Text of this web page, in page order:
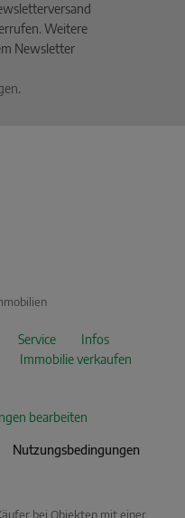
Weitere
Newsletter
.
Service
Infos
Immobilie verkaufen
bearbeiten
Nutzungsbedingungen
bei Objekten mit einer